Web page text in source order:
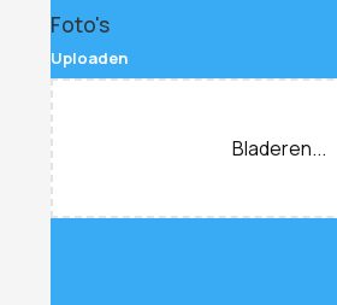
Foto's
Uploaden
Bladeren...